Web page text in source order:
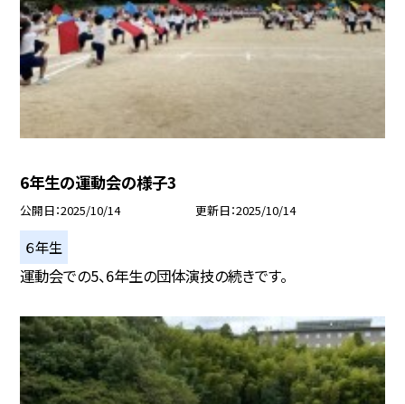
6年生の運動会の様子3
公開日 2025/10/14 更新日 2025/10/14
６年生
運動会での5、6年生の団体演技の続きです。